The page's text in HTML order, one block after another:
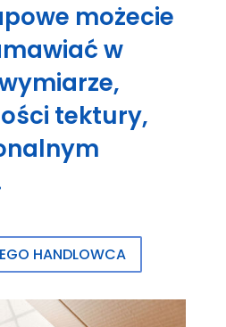
możecie
w
tektury,
HANDLOWCA